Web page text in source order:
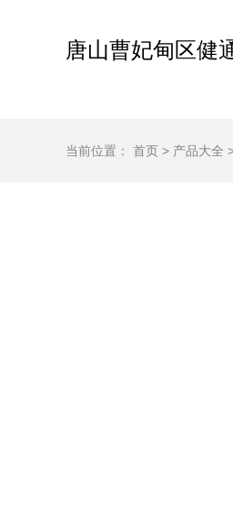
唐山曹妃甸区健
当前位置： 首页 > 产品大全